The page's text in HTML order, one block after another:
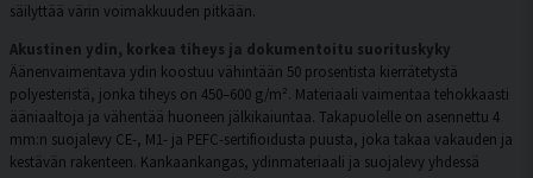
säilyttää värin voimakkuuden pitkään.
Akustinen ydin, korkea tiheys ja dokumentoitu suorituskyky
Äänenvaimentava ydin koostuu vähintään 50 prosentista kierrätetystä
polyesteristä, jonka tiheys on 450–600 g/m². Materiaali vaimentaa tehokkaasti
ääniaaltoja ja vähentää huoneen jälkikaiuntaa. Takapuolelle on asennettu 4
mm:n suojalevy CE-, M1- ja PEFC-sertifioidusta puusta, joka takaa vakauden ja
kestävän rakenteen. Kankaankangas, ydinmateriaali ja suojalevy yhdessä